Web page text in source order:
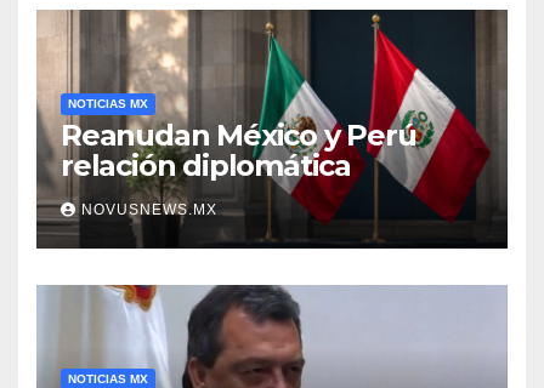
NOTICIAS MX
Reanudan México y Perú
relación diplomática
NOVUSNEWS.MX
NOTICIAS MX